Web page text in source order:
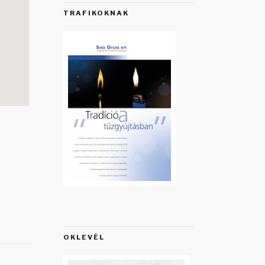
TRAFIKOKNAK
OKLEVÉL